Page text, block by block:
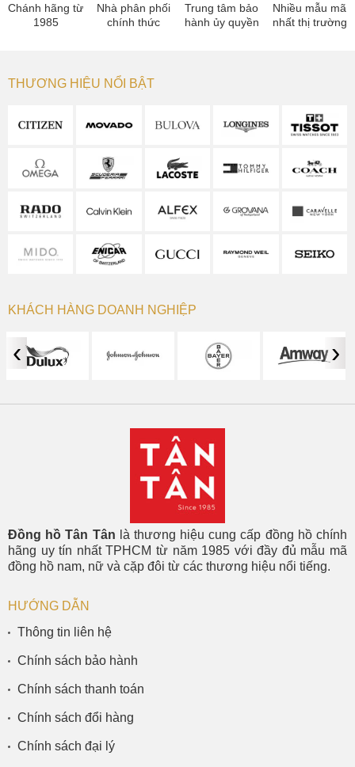
Chánh hãng từ
1985
Nhà phân phối
chính thức
Trung tâm bảo
hành ủy quyền
Nhiều mẫu mã
nhất thị trường
THƯƠNG HIỆU NỔI BẬT
KHÁCH HÀNG DOANH NGHIỆP
‹ ›
Đồng hồ Tân Tân là thương hiệu cung cấp đồng hồ chính
hãng uy tín nhất TPHCM từ năm 1985 với đầy đủ mẫu mã
đồng hồ nam, nữ và cặp đôi từ các thương hiệu nổi tiếng.
HƯỚNG DẪN
Thông tin liên hệ
Chính sách bảo hành
Chính sách thanh toán
Chính sách đổi hàng
Chính sách đại lý